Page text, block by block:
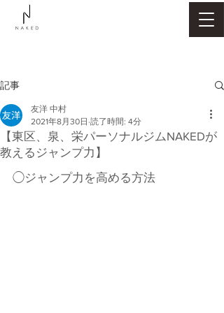
記事
【東区、泉、栄パーソナルジムNAKEDが
教えるジャンプ力】
友洋 中村
2021年8月30日 読了時間: 4分
◯ジャンプ力を高める方法